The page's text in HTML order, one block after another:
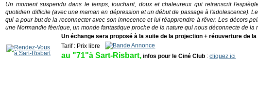
Un moment suspendu dans le temps, touchant, doux et chaleureux qui retranscrit
quotidien difficile (avec une maman en dépression et un début de passage à l'adolescence).
qui a pour but de la reconnecter avec son innocence et lui réapprendre à rêver. Les décors
une Normandie féerique, un monde fantastique proche de la nature qui nous déconnecte de la
Un échange sera proposé à la suite de la projection + réouverture de
Tarif : Prix libre
au "71"à Sart-Risbart, infos pour le Ciné Club :cliquez ici